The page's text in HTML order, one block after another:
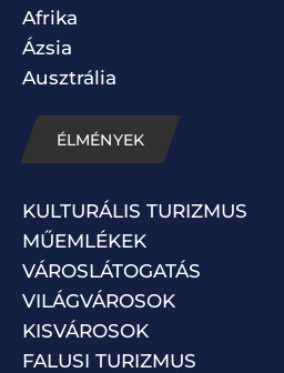
Afrika
Ázsia
Ausztrália
ÉLMÉNYEK
KULTURÁLIS TURIZMUS
MŰEMLÉKEK
VÁROSLÁTOGATÁS
VILÁGVÁROSOK
KISVÁROSOK
FALUSI TURIZMUS